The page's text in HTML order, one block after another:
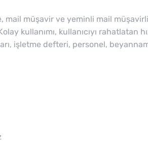
mail müşavir ve yeminli mail
kullanımı, kullanıcıyı rahatlatan
işletme defteri, personel,